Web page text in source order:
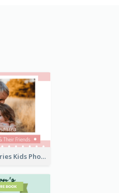
Special Memories Kids Photo Book